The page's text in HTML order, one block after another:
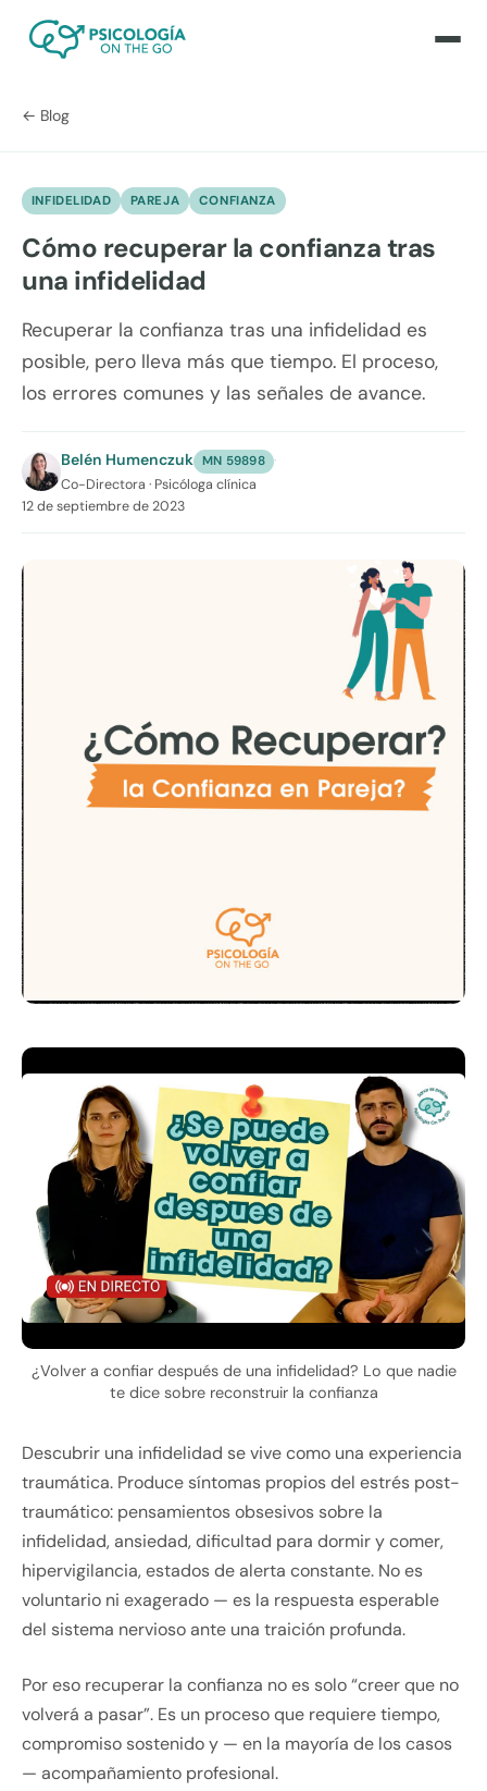
← Blog
INFIDELIDAD PAREJA CONFIANZA
Cómo recuperar la confianza tras
una infidelidad
Recuperar la confianza tras una infidelidad es
posible, pero lleva más que tiempo. El proceso,
los errores comunes y las señales de avance.
Belén Humenczuk MN 59898 ·
Co-Directora · Psicóloga clínica
12 de septiembre de 2023
¿Volver a confiar después de una infidelidad? Lo que nadie
te dice sobre reconstruir la confianza
Descubrir una infidelidad se vive como una experiencia
traumática. Produce síntomas propios del estrés post-
traumático: pensamientos obsesivos sobre la
infidelidad, ansiedad, dificultad para dormir y comer,
hipervigilancia, estados de alerta constante. No es
voluntario ni exagerado — es la respuesta esperable
del sistema nervioso ante una traición profunda.
Por eso recuperar la confianza no es solo “creer que no
volverá a pasar”. Es un proceso que requiere tiempo,
compromiso sostenido y — en la mayoría de los casos
— acompañamiento profesional.